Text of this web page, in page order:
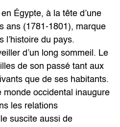
Égypte, à la tête d’une
ans (1781-1801), marque
l’histoire du pays.
d’un long sommeil. Le
de son passé tant aux
que de ses habitants.
monde occidental inaugure
les relations
suscite aussi de